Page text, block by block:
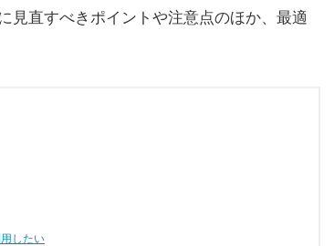
見直すべきポイントや注意点のほか、最適
したい